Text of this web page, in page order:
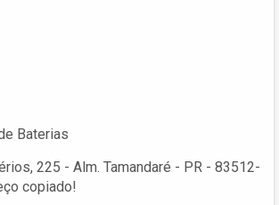
Baterias
225 - Alm. Tamandaré - PR - 83512-
copiado!